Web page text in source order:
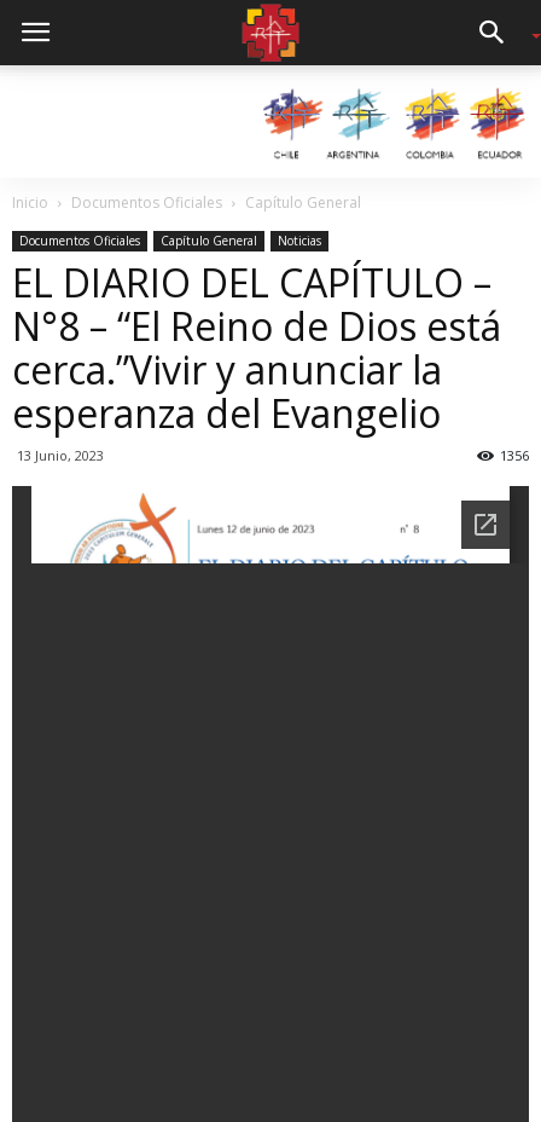
Inicio Documentos Oficiales Capítulo General
Documentos Oficiales Capítulo General Noticias
EL DIARIO DEL CAPÍTULO –
N°8 – “El Reino de Dios está
cerca.”Vivir y anunciar la
esperanza del Evangelio
13 Junio, 2023 1356